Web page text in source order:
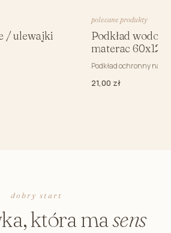
/ ulewajki
polecane produkty
Podkład
materac 60x120
Podkład ochronny na
21,00 zł
dobry start
która masens